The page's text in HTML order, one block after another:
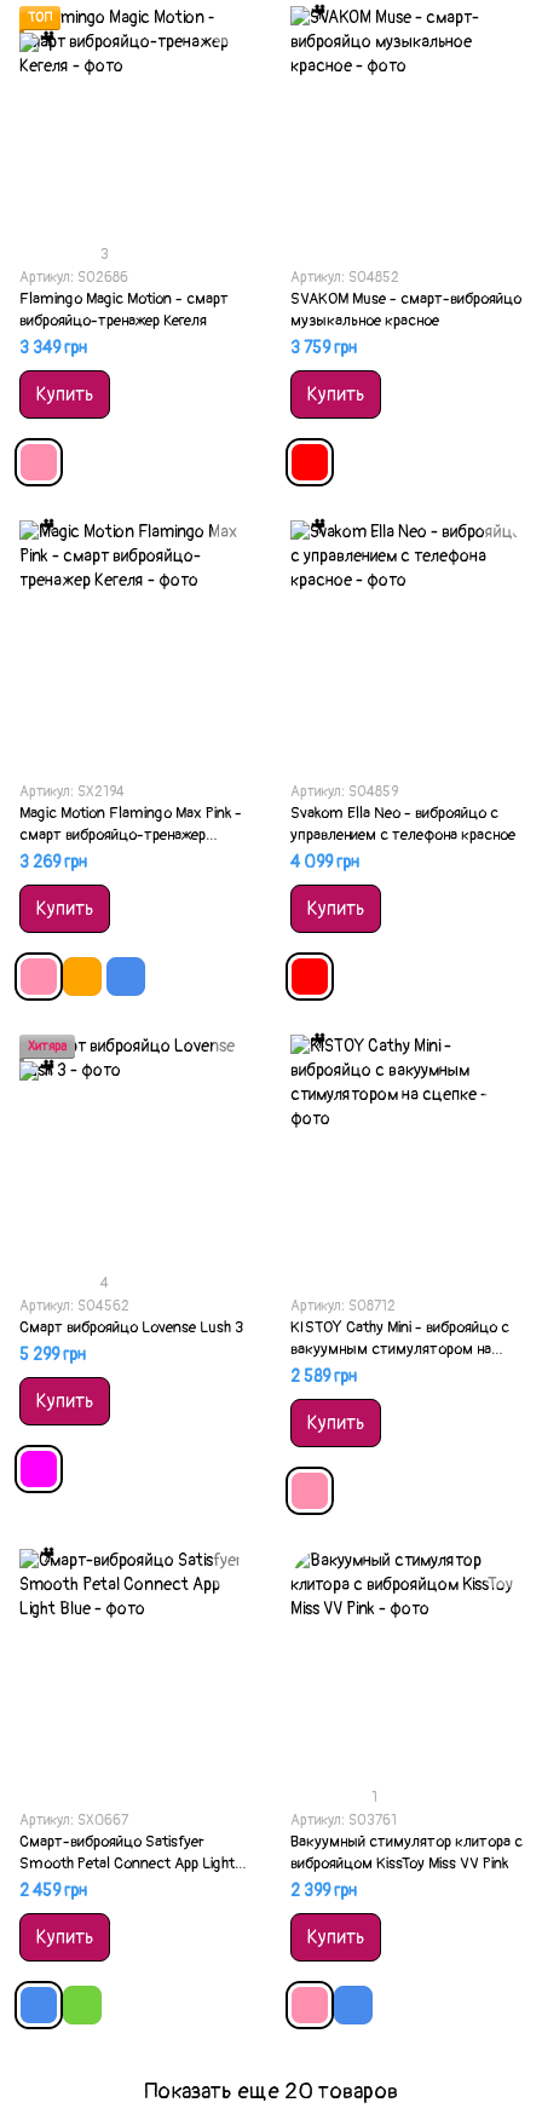
ТОП
3
Артикул: SO2686
Flamingo Magic Motion - смарт
виброяйцо-тренажер Кегеля
3 349 грн
Купить
Артикул: SO4852
SVAKOM Muse - смарт-виброяйцо
музыкальное красное
3 759 грн
Купить
Артикул: SX2194
Magic Motion Flamingo Max Pink -
смарт виброяйцо-тренажер
Кегеля
3 269 грн
Купить
Артикул: SO4859
Svakom Ella Neo - виброяйцо с
управлением с телефона красное
4 099 грн
Купить
Хитяра
4
Артикул: SO4562
Смарт виброяйцо Lovense Lush 3
5 299 грн
Купить
Артикул: SO8712
KISTOY Cathy Mini - виброяйцо с
вакуумным стимулятором на
сцепке
2 589 грн
Купить
Артикул: SX0667
Смарт-виброяйцо Satisfyer
Smooth Petal Connect App Light
Blue
2 459 грн
Купить
1
Артикул: SO3761
Вакуумный стимулятор клитора с
виброяйцом KissToy Miss VV Pink
2 399 грн
Купить
Показать еще 20 товаров